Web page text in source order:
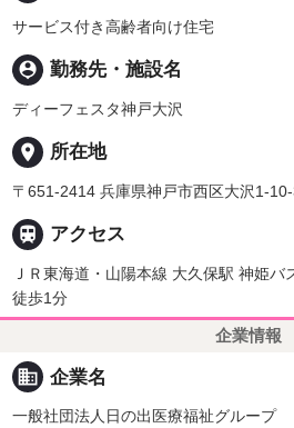
サービス付き高齢者向け住宅
person_pin 勤務先・施設名
ディーフェスタ神戸大沢
place 所在地
〒651-2414 兵庫県神戸市西区大沢1-
 アクセス
ＪＲ東海道・山陽本線 大久保駅 神姫
徒歩1分
企業情報
business 企業名
一般社団法人日の出医療福祉グループ